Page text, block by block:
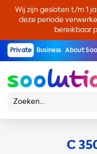
Wij zijn gesloten t/m 1
deze periode
bereikbaar
Private Business About
C